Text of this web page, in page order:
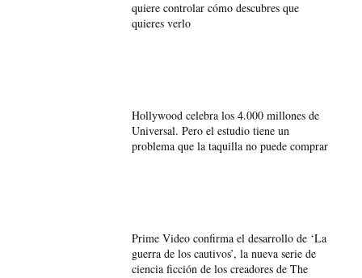
quiere controlar cómo descubres que
quieres verlo
Hollywood celebra los 4.000 millones de
Universal. Pero el estudio tiene un
problema que la taquilla no puede comprar
Prime Video confirma el desarrollo de ‘La
guerra de los cautivos’, la nueva serie de
ciencia ficción de los creadores de The